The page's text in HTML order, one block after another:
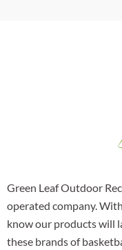
Green Leaf Outdoor
operated company.
know our products will
these brands of